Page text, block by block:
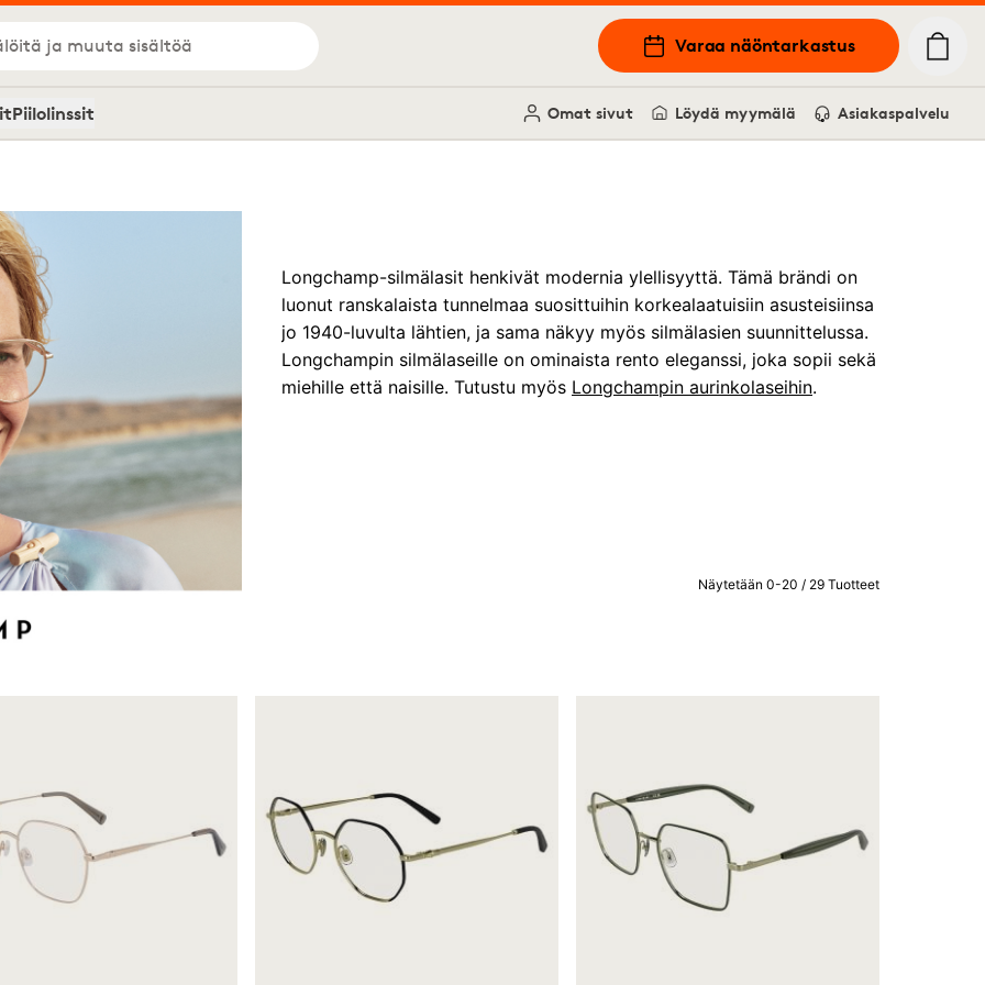
ja muuta sisältöä Varaa näöntarkastus
Piilolinssit Omat sivut Löydä myymälä Asiakaspalvelu
Longchamp-silmälasit henkivät modernia ylellisyyttä. Tämä brändi on
luonut ranskalaista tunnelmaa suosittuihin korkealaatuisiin asusteisiinsa
jo 1940-luvulta lähtien, ja sama näkyy myös silmälasien suunnittelussa.
Longchampin silmälaseille on ominaista rento eleganssi, joka sopii sekä
miehille että naisille. Tutustu myös Longchampin aurinkolaseihin.
Näytetään 0-20 / 29 Tuotteet